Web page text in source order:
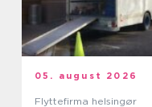
05. august 2026
Flyttefirma helsingør